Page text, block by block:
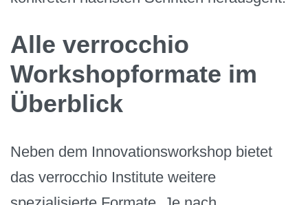
Alle verrocchio
Workshopformate im
Überblick
Neben dem Innovationsworkshop bietet
das verrocchio Institute weitere